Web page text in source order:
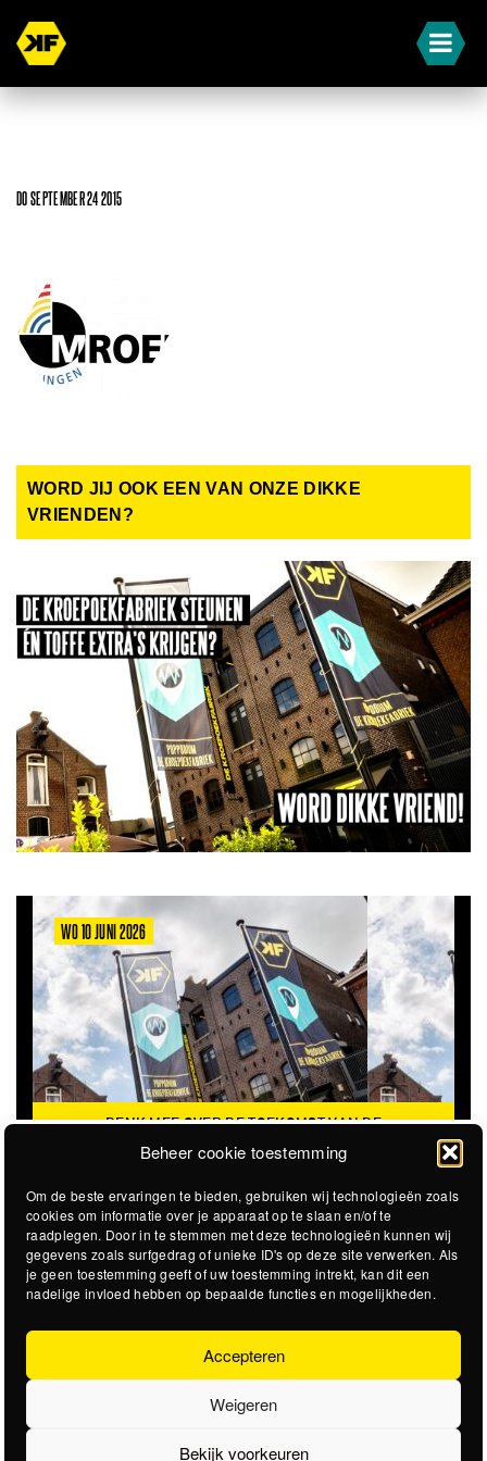
Beheer cookie toestemming
Om de beste ervaringen te bieden, gebruiken wij technologieën zoals
cookies om informatie over je apparaat op te slaan en/of te
raadplegen. Door in te stemmen met deze technologieën kunnen wij
gegevens zoals surfgedrag of unieke ID's op deze site verwerken. Als
je geen toestemming geeft of uw toestemming intrekt, kan dit een
nadelige invloed hebben op bepaalde functies en mogelijkheden.
Accepteren
Weigeren
Bekijk voorkeuren
DO SEPTEMBER 24 2015
WORD JIJ OOK EEN VAN ONZE DIKKE
VRIENDEN?
WO 10 JUNI 2026
DENK MEE OVER DE TOEKOMST VAN DE
KROEPOEKFABRIEK